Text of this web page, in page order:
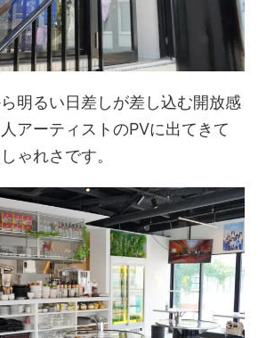
明るい日差しが差し込む開放感
アーティストのPVに出てきて
ゃれさです。